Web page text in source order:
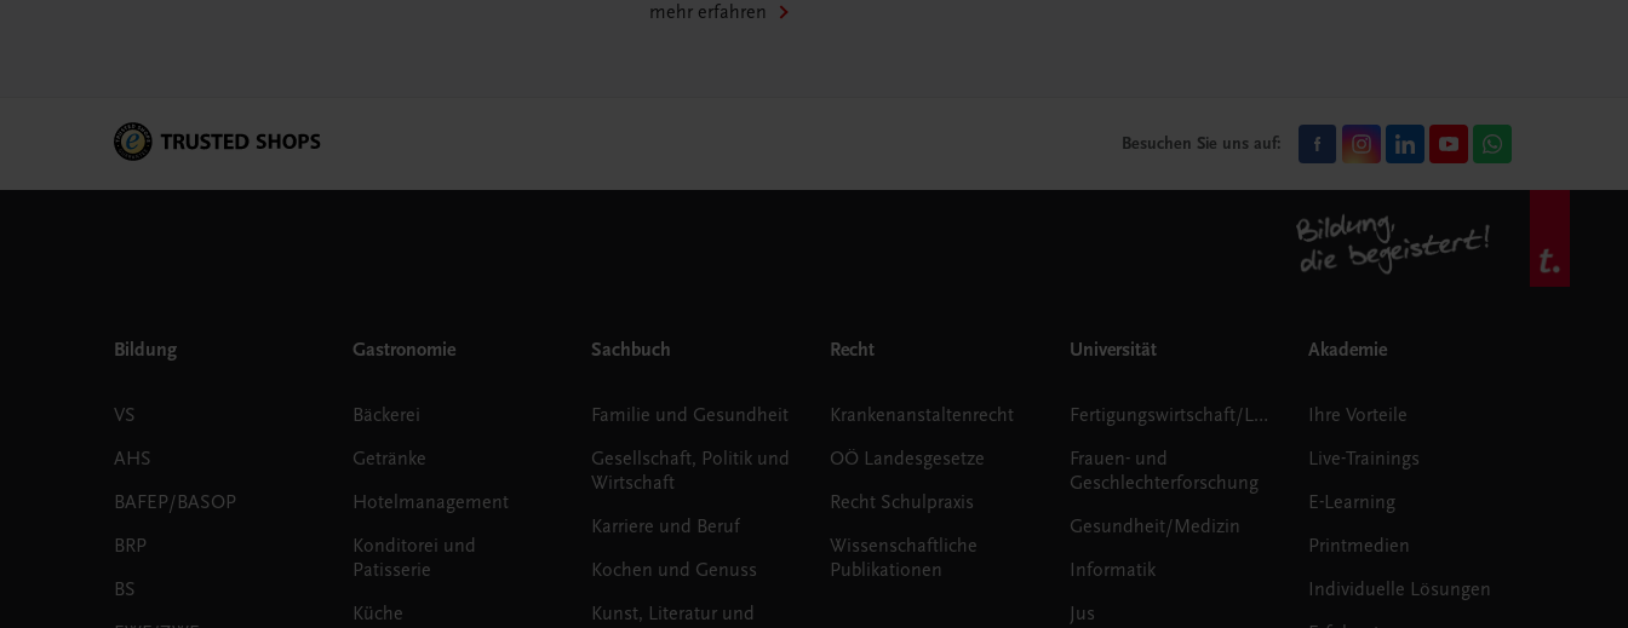
mehr erfahren
Besuchen Sie uns auf:
Bildung
VS
AHS
BAFEP/BASOP
BRP
BS
Gastronomie
Bäckerei
Getränke
Hotelmanagement
Konditorei und
Patisserie
Küche
Sachbuch
Familie und Gesundheit
Gesellschaft, Politik und
Wirtschaft
Karriere und Beruf
Kochen und Genuss
Kunst, Literatur und
Recht
Krankenanstaltenrecht
OÖ Landesgesetze
Recht Schulpraxis
Wissenschaftliche
Publikationen
Universität
Fertigungswirtschaft/Logistik
Frauen- und
Geschlechterforschung
Gesundheit/Medizin
Informatik
Jus
Akademie
Ihre Vorteile
Live-Trainings
E-Learning
Printmedien
Individuelle Lösungen